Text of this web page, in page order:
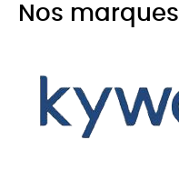
Nos marques